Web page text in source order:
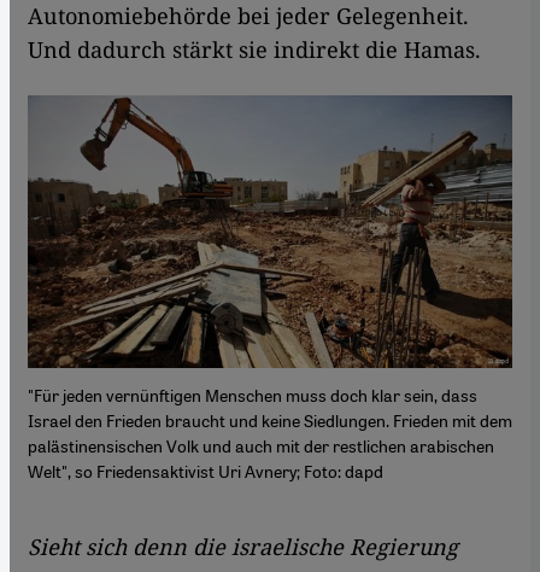
Autonomiebehörde bei jeder Gelegenheit.
Und dadurch stärkt sie indirekt die Hamas.
"Für jeden vernünftigen Menschen muss doch klar sein, dass
Israel den Frieden braucht und keine Siedlungen. Frieden mit dem
palästinensischen Volk und auch mit der restlichen arabischen
Welt", so Friedensaktivist Uri Avnery; Foto: dapd
Sieht sich denn die israelische Regierung